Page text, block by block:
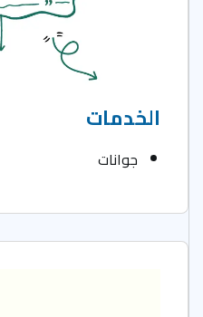
الخدمات
جوانات